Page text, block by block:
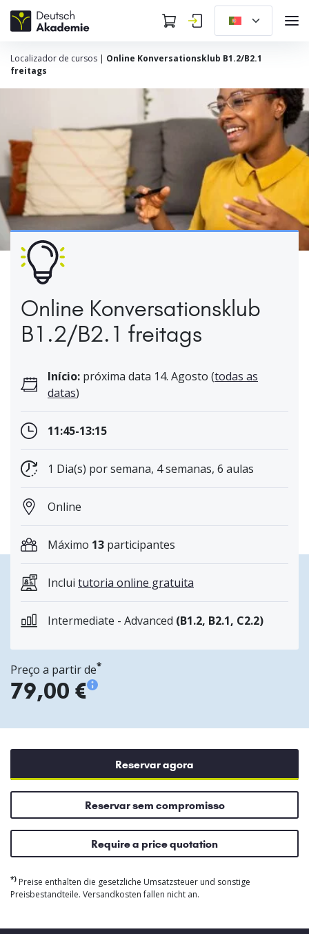
Localizador de cursos | Online Konversationsklub B1.2/B2.1
freitags
Online Konversationsklub
B1.2/B2.1 freitags
Início: próxima data 14. Agosto (todas as
datas)
11:45-13:15
1 Dia(s) por semana, 4 semanas, 6 aulas
Online
Máximo 13 participantes
Inclui tutoria online gratuita
Intermediate - Advanced (B1.2, B2.1, C2.2)
Preço a partir de*
79,00 €
Reservar agora
Reservar sem compromisso
Require a price quotation
*) Preise enthalten die gesetzliche Umsatzsteuer und sonstige
Preisbestandteile. Versandkosten fallen nicht an.